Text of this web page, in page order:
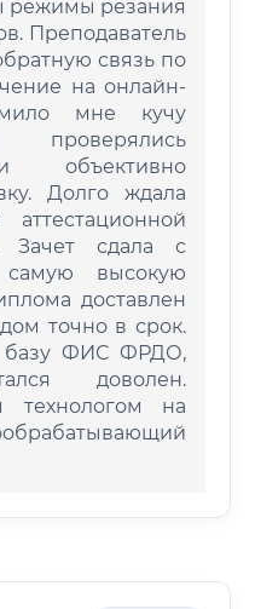
режимы резания
Преподаватель
связь по
на онлайн-
мне кучу
объективно
Долго ждала
Зачет сдала с
высокую
доставлен
точно в срок.
базу ФИС ФРДО,
доволен.
технологом на